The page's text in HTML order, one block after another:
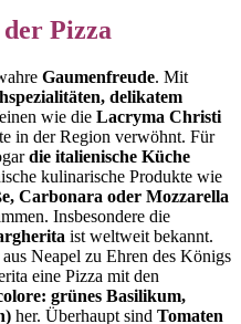
Pizza
Gaumenfreude. Mit
delikatem
wie die Lacryma Christi
in der Region verwöhnt. Für
die italienische Küche
kulinarische Produkte wie
Carbonara oder Mozzarella
Insbesondere die
ist weltweit bekannt.
Neapel zu Ehren des Königs
eine Pizza mit den
grünes Basilikum,
her. Überhaupt sind Tomaten